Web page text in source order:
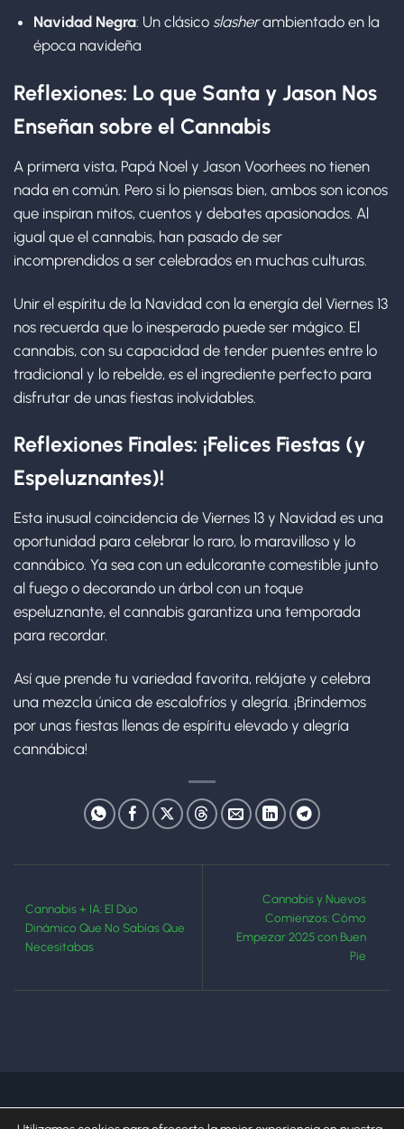
Navidad Negra: Un clásico slasherambientado en la
época navideña
Reflexiones: Lo que Santa y Jason Nos
Enseñan sobre el Cannabis
A primera vista, Papá Noel y Jason Voorhees no tienen
nada en común. Pero si lo piensas bien, ambos son iconos
que inspiran mitos, cuentos y debates apasionados. Al
igual que el cannabis, han pasado de ser
incomprendidos a ser celebrados en muchas culturas.
Unir el espíritu de la Navidad con la energía del Viernes 13
nos recuerda que lo inesperado puede ser mágico. El
cannabis, con su capacidad de tender puentes entre lo
tradicional y lo rebelde, es el ingrediente perfecto para
disfrutar de unas fiestas inolvidables.
Reflexiones Finales: ¡Felices Fiestas (y
Espeluznantes)!
Esta inusual coincidencia de Viernes 13 y Navidad es una
oportunidad para celebrar lo raro, lo maravilloso y lo
cannábico. Ya sea con un edulcorante comestible junto
al fuego o decorando un árbol con un toque
espeluznante, el cannabis garantiza una temporada
para recordar.
Así que prende tu variedad favorita, relájate y celebra
una mezcla única de escalofríos y alegría. ¡Brindemos
por unas fiestas llenas de espíritu elevado y alegría
cannábica!
Cannabis + IA: El Dúo
Dinámico Que No Sabías Que
Necesitabas
Cannabis y Nuevos
Comienzos: Cómo
Empezar 2025 con Buen
Pie